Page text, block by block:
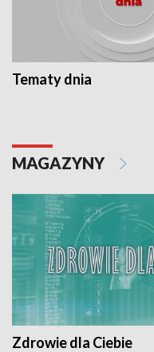
Tematy dnia
MAGAZYNY
Zdrowie dla Ciebie